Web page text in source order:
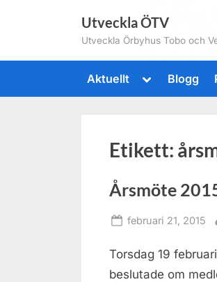
Utveckla ÖTV
Utveckla Örbyhus Tobo och
Aktuellt
Toggle
menu
Blogg
Etikett:
Årsmöte
Posted
februari 21, 2015
Torsdag 19
beslutade om